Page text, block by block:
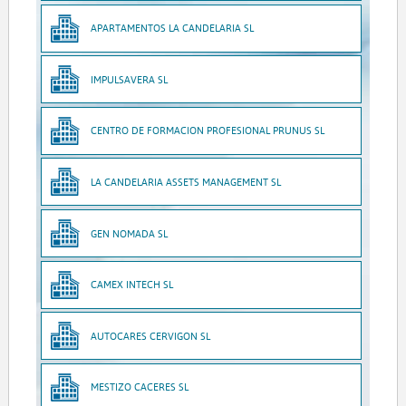
APARTAMENTOS LA CANDELARIA SL
IMPULSAVERA SL
CENTRO DE FORMACION PROFESIONAL PRUNUS SL
LA CANDELARIA ASSETS MANAGEMENT SL
GEN NOMADA SL
CAMEX INTECH SL
AUTOCARES CERVIGON SL
MESTIZO CACERES SL